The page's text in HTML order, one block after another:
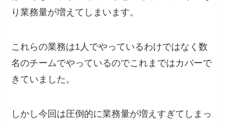
り業務量が増えてしまいます。
これらの業務は1人でやっているわけではなく数
名のチームでやっているのでこれまではカバーで
きていました。
しかし今回は圧倒的に業務量が増えすぎてしまっ